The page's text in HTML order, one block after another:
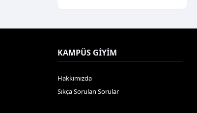
KAMPÜS GIYIM
Hakkımızda
Sıkça Sorulan Sorular